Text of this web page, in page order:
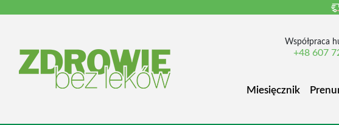
Współpraca
+48 607
Miesięcznik